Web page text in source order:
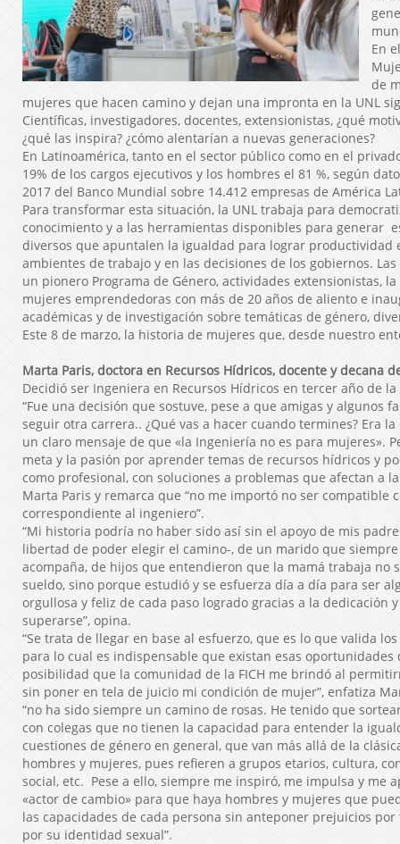
En
de
mujeres que hacen camino y dejan una impronta en la UNL
Científicas, investigadores, docentes, extensionistas, ¿qué
¿qué las inspira? ¿cómo alentarían a nuevas generaciones?
En Latinoamérica, tanto en el sector público como en el
19% de los cargos ejecutivos y los hombres el 81 %, según
2017 del Banco Mundial sobre 14.412 empresas de América
Para transformar esta situación, la UNL trabaja para
conocimiento y a las herramientas disponibles para generar
diversos que apuntalen la igualdad para lograr productividad
ambientes de trabajo y en las decisiones de los gobiernos.
un pionero Programa de Género, actividades extensionistas,
mujeres emprendedoras con más de 20 años de aliento e
académicas y de investigación sobre temáticas de género,
Este 8 de marzo, la historia de mujeres que, desde nuestro
Marta Paris, doctora en Recursos Hídricos, docente y decana
Decidió ser Ingeniera en Recursos Hídricos en tercer año de
“Fue una decisión que sostuve, pese a que amigas y algunos
seguir otra carrera.. ¿Qué vas a hacer cuando termines? Era
un claro mensaje de que «la Ingeniería no es para mujeres».
meta y la pasión por aprender temas de recursos hídricos y
como profesional, con soluciones a problemas que afectan a
Marta Paris y remarca que “no me importó no ser compatible
correspondiente al ingeniero”.
“Mi historia podría no haber sido así sin el apoyo de mis
libertad de poder elegir el camino-, de un marido que
acompaña, de hijos que entendieron que la mamá trabaja no
sueldo, sino porque estudió y se esfuerza día a día para ser
orgullosa y feliz de cada paso logrado gracias a la dedicación
superarse”, opina.
“Se trata de llegar en base al esfuerzo, que es lo que valida
para lo cual es indispensable que existan esas
posibilidad que la comunidad de la FICH me brindó al
sin poner en tela de juicio mi condición de mujer”, enfatiza
“no ha sido siempre un camino de rosas. He tenido que
con colegas que no tienen la capacidad para entender la
cuestiones de género en general, que van más allá de la
hombres y mujeres, pues refieren a grupos etarios, cultura,
social, etc. Pese a ello, siempre me inspiró, me impulsa y me
«actor de cambio» para que haya hombres y mujeres que
las capacidades de cada persona sin anteponer prejuicios
por su identidad sexual”.